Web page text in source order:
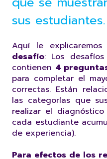
sus estudiantes.
Aquí le explicaremos
desafío: Los
contienen 4
para completar el
correctas. Están
las categorías que
realizar el
cada estudiante
de experiencia).
Para efectos de los